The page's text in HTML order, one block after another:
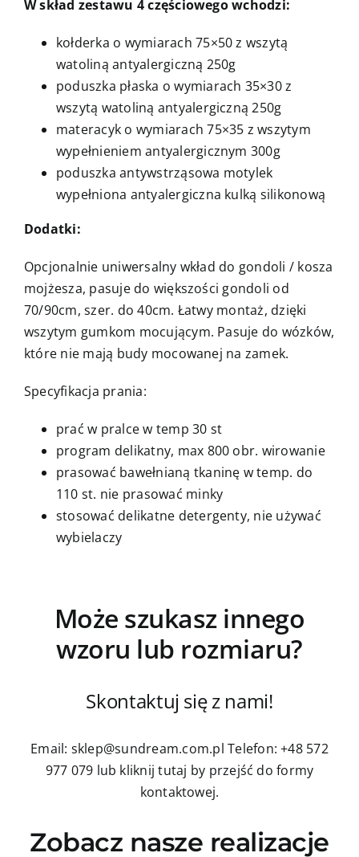
W skład zestawu 4 częściowego wchodzi:
kołderka o wymiarach 75×50 z wszytą
watoliną antyalergiczną 250g
poduszka płaska o wymiarach 35×30 z
wszytą watoliną antyalergiczną 250g
materacyk o wymiarach 75×35 z wszytym
wypełnieniem antyalergicznym 300g
poduszka antywstrząsowa motylek
wypełniona antyalergiczna kulką silikonową
Dodatki:
Opcjonalnie uniwersalny wkład do gondoli / kosza
mojżesza, pasuje do większości gondoli od
70/90cm, szer. do 40cm. Łatwy montaż, dzięki
wszytym gumkom mocującym. Pasuje do wózków,
które nie mają budy mocowanej na zamek.
Specyfikacja prania:
prać w pralce w temp 30 st
program delikatny, max 800 obr. wirowanie
prasować bawełnianą tkaninę w temp. do
110 st. nie prasować minky
stosować delikatne detergenty, nie używać
wybielaczy
Może szukasz innego
wzoru lub rozmiaru?
Skontaktuj się z nami!
Email: sklep@sundream.com.pl Telefon: +48 572
977 079 lub kliknij tutaj by przejść do formy
kontaktowej.
Zobacz nasze realizacje